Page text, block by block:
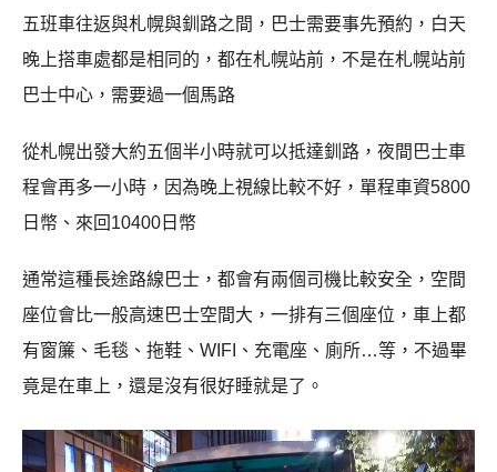
五班車往返與札幌與釧路之間，巴士需要事先預約，白天
晚上搭車處都是相同的，都在札幌站前，不是在札幌站前
巴士中心，需要過一個馬路
從札幌出發大約五個半小時就可以抵達釧路，夜間巴士車
程會再多一小時，因為晚上視線比較不好，單程車資5800
日幣、來回10400日幣
通常這種長途路線巴士，都會有兩個司機比較安全，空間
座位會比一般高速巴士空間大，一排有三個座位，車上都
有窗簾、毛毯、拖鞋、WIFI、充電座、廁所…等，不過畢
竟是在車上，還是沒有很好睡就是了。